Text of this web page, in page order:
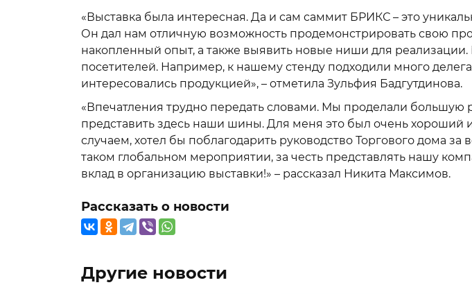
«Выставка была интересная. Да и сам саммит БРИКС – это
Он дал нам отличную возможность продемонстрировать свою
накопленный опыт, а также выявить новые ниши для
посетителей. Например, к нашему стенду подходили много
интересовались продукцией», – отметила Зульфия Бадгутдинова.
«Впечатления трудно передать словами. Мы проделали большую
представить здесь наши шины. Для меня это был очень хороший
случаем, хотел бы поблагодарить руководство Торгового дома за
таком глобальном мероприятии, за честь представлять нашу
вклад в организацию выставки!» – рассказал Никита Максимов.
Рассказать о новости
Другие новости